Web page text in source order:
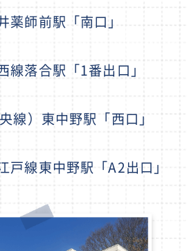
薬師前駅「南口」
線落合駅「1番出口」
線）東中野駅「西口」
戸線東中野駅「A2出口」